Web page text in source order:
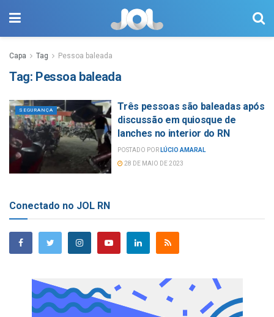
Capa Tag Pessoa baleada
Tag: Pessoa baleada
SEGURANÇA
Três pessoas são baleadas após
discussão em quiosque de
lanches no interior do RN
POSTADO POR LÚCIO AMARAL
28 DE MAIO DE 2023
Conectado no JOL RN